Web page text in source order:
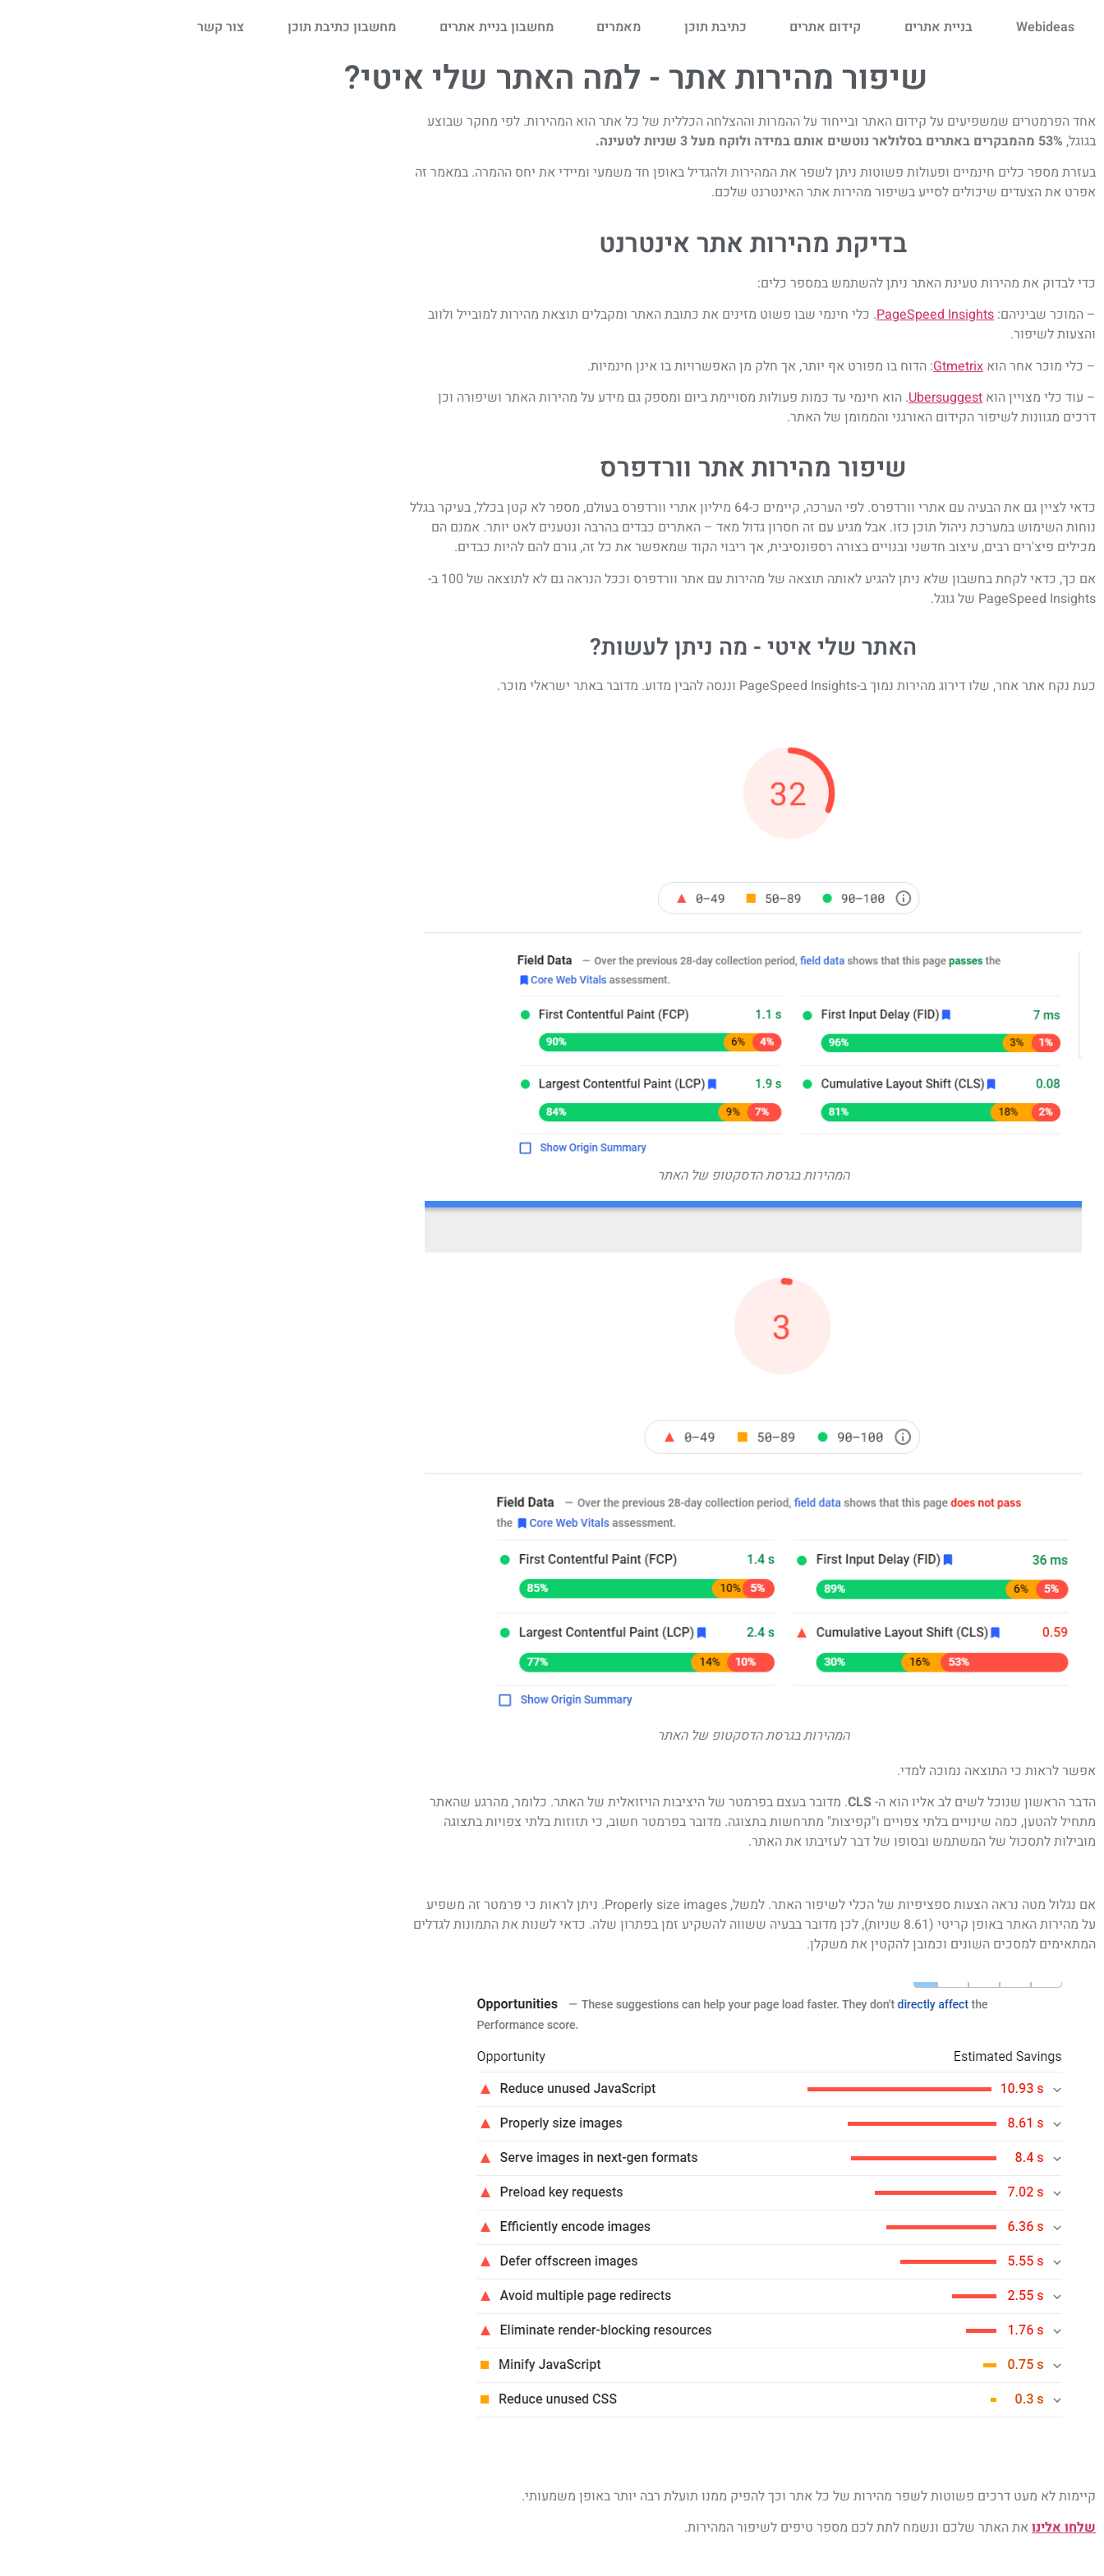
Webideas בניית אתרים קידום אתרים כתיבת תוכן מאמרים מחשבון בניית אתרים מחשבון כתיבת תוכן צור קשר
שיפור מהירות אתר - למה האתר שלי איטי?
אחד הפרמטרים שמשפיעים על קידום האתר ובייחוד על ההמרות וההצלחה הכללית של כל אתר הוא המהירות. לפי מחקר שבוצע
בגוגל, 53% מהמבקרים באתרים בסלולאר נוטשים אותם במידה ולוקח מעל 3 שניות לטעינה.
בעזרת מספר כלים חינמיים ופעולות פשוטות ניתן לשפר את המהירות ולהגדיל באופן חד משמעי ומיידי את יחס ההמרה. במאמר זה
אפרט את הצעדים שיכולים לסייע בשיפור מהירות אתר האינטרנט שלכם.
בדיקת מהירות אתר אינטרנט
כדי לבדוק את מהירות טעינת האתר ניתן להשתמש במספר כלים:
– המוכר שביניהם: PageSpeed Insights. כלי חינמי שבו פשוט מזינים את כתובת האתר ומקבלים תוצאת מהירות למובייל ולווב
והצעות לשיפור.
– כלי מוכר אחר הוא Gtmetrix: הדוח בו מפורט אף יותר, אך חלק מן האפשרויות בו אינן חינמיות.
– עוד כלי מצויין הוא Ubersuggest. הוא חינמי עד כמות פעולות מסויימת ביום ומספק גם מידע על מהירות האתר ושיפורה וכן
דרכים מגוונות לשיפור הקידום האורגני והממומן של האתר.
שיפור מהירות אתר וורדפרס
כדאי לציין גם את הבעיה עם אתרי וורדפרס. לפי הערכה, קיימים כ-64 מיליון אתרי וורדפרס בעולם, מספר לא קטן בכלל, בעיקר בגלל
נוחות השימוש במערכת ניהול תוכן כזו. אבל מגיע עם זה חסרון גדול מאד – האתרים כבדים בהרבה ונטענים לאט יותר. אמנם הם
מכילים פיצ'רים רבים, עיצוב חדשני ובנויים בצורה רספונסיבית, אך ריבוי הקוד שמאפשר את כל זה, גורם להם להיות כבדים.
אם כך, כדאי לקחת בחשבון שלא ניתן להגיע לאותה תוצאה של מהירות עם אתר וורדפרס וככל הנראה גם לא לתוצאה של 100 ב-
PageSpeed Insights של גוגל.
האתר שלי איטי - מה ניתן לעשות?
כעת נקח אתר אחר, שלו דירוג מהירות נמוך ב-PageSpeed Insights וננסה להבין מדוע. מדובר באתר ישראלי מוכר.
המהירות בגרסת הדסקטופ של האתר
המהירות בגרסת הדסקטופ של האתר
אפשר לראות כי התוצאה נמוכה למדי.
הדבר הראשון שנוכל לשים לב אליו הוא ה-CLS. מדובר בעצם בפרמטר של היציבות הויזואלית של האתר. כלומר, מהרגע שהאתר
מתחיל להטען, כמה שינויים בלתי צפויים ו"קפיצות" מתרחשות בתצוגה. מדובר בפרמטר חשוב, כי תזוזות בלתי צפויות בתצוגה
מובילות לתסכול של המשתמש ובסופו של דבר לעזיבתו את האתר.
אם נגלול מטה נראה הצעות ספציפיות של הכלי לשיפור האתר. למשל, Properly size images. ניתן לראות כי פרמטר זה משפיע
על מהירות האתר באופן קריטי (8.61 שניות), לכן מדובר בבעיה ששווה להשקיע זמן בפתרון שלה. כדאי לשנות את התמונות לגדלים
המתאימים למסכים השונים וכמובן להקטין את משקלן.
קיימות לא מעט דרכים פשוטות לשפר מהירות של כל אתר וכך להפיק ממנו תועלת רבה יותר באופן משמעותי.
שלחו אלינו את האתר שלכם ונשמח לתת לכם מספר טיפים לשיפור המהירות.